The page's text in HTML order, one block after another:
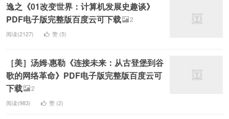
逸之《01改变世界：计算机发展史趣谈》
PDF电子版完整版百度云可下载
2
阅读(2127) 赞 (5)
［美］汤姆·惠勒《连接未来：从古登堡到谷
歌的网络革命》PDF电子版完整版百度云可
下载
2
阅读(983) 赞 (2)